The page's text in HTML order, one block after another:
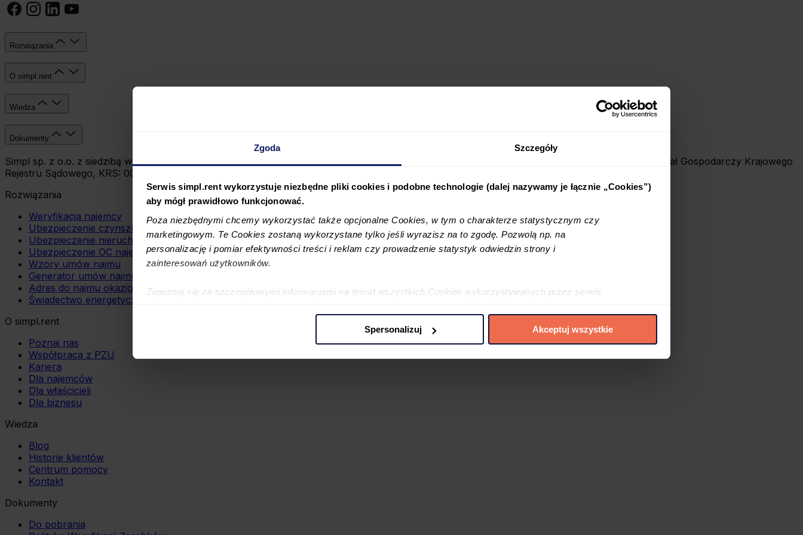
Zgoda Szczegóły
Serwis simpl.rent wykorzystuje niezbędne pliki cookies i podobne technologie (dalej nazywamy je łącznie „Cookies”)
aby mógł prawidłowo funkcjonować.
Poza niezbędnymi chcemy wykorzystać także opcjonalne Cookies, w tym o charakterze statystycznym czy
marketingowym. Te Cookies zostaną wykorzystane tylko jeśli wyrazisz na to zgodę. Pozwolą np. na
personalizację i pomiar efektywności treści i reklam czy prowadzenie statystyk odwiedzin strony i
zainteresowań użytkowników.
Zapoznaj się ze szczegółowymi informacjami na temat wszystkich Cookies wykorzystywanych przez serwis
Spersonalizuj Akceptuj wszystkie
Rozwiązania
O simpl.rent
Wiedza
Dokumenty
Simpl sp. z o.o. z siedzibą w Krakowie, ul. Wadowicka 7, 30-347 Kraków, zarejestrowana przez Sąd Rejonowy dla Krakowa Śródmieścia, XI Wydział Gospodarczy Krajowego
Rejestru Sądowego, KRS: 0000809392, Kapitał zakładowy: 23 550,00 zł, NIP: 6793191362.
Rozwiązania
Weryfikacja najemcy
Ubezpieczenie czynszu
Ubezpieczenie nieruchomości
Ubezpieczenie OC najemcy
Wzory umów najmu
Generator umów najmu
Adres do najmu okazjonalnego
Świadectwo energetyczne
O simpl.rent
Poznaj nas
Współpraca z PZU
Kariera
Dla najemców
Dla właścicieli
Dla biznesu
Wiedza
Blog
Historie klientów
Centrum pomocy
Kontakt
Dokumenty
Do pobrania